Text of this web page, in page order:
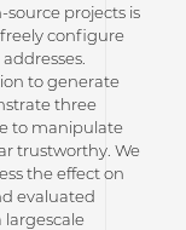
projects is
configure
to generate
three
to manipulate
trustworthy. We
the effect on
evaluated
largescale